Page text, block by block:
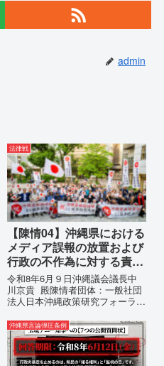
admin
法律戦
【陳情04】沖縄県における
メディア誤報の放置および
行政の不作為に対する責任
追及と再発防止策を求める
陳情
令和8年6月９日沖縄議会議長中
川京貴 殿陳情者団体：一般社団
法人日本沖縄政策研究フォーラム
所：沖縄県那覇市電 話：080-
【陳情03】沖縄県におけるメデ
ィア誤報の放置および行政の不作
為に対する責任追及と再発防...
沖縄県言論弾圧条例